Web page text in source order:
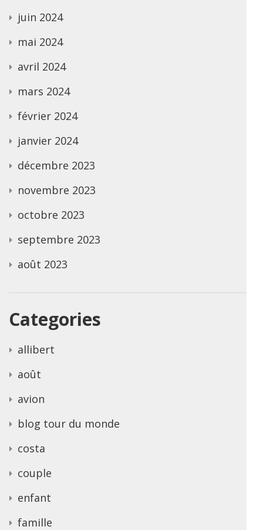
juin 2024
mai 2024
avril 2024
mars 2024
février 2024
janvier 2024
décembre 2023
novembre 2023
octobre 2023
septembre 2023
août 2023
Categories
allibert
août
avion
blog tour du monde
costa
couple
enfant
famille